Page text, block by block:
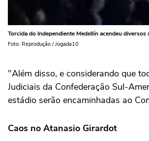
Torcida do Independiente Medellín acendeu
Foto: Reprodução / Jogada10
"Além disso, e considerando que
Judiciais da Confederação Sul-
estádio serão encaminhadas ao
Caos no Atanasio Girardot